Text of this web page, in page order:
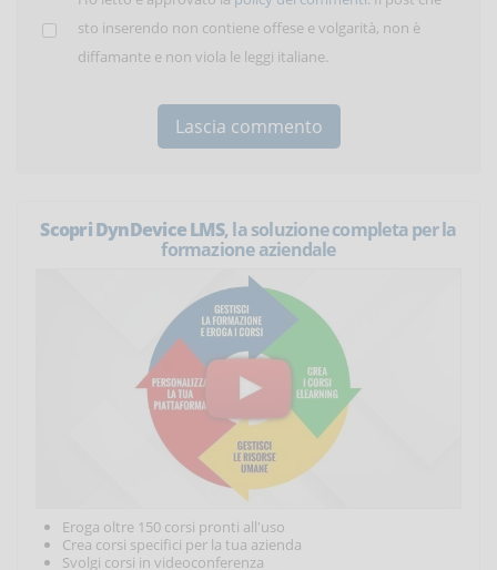
sto inserendo non contiene offese e volgarità, non è
diffamante e non viola le leggi italiane.
Scopri DynDevice LMS, la soluzione completa per la
formazione aziendale
Eroga oltre 150 corsi pronti all'uso
Crea corsi specifici per la tua azienda
Svolgi corsi in videoconferenza